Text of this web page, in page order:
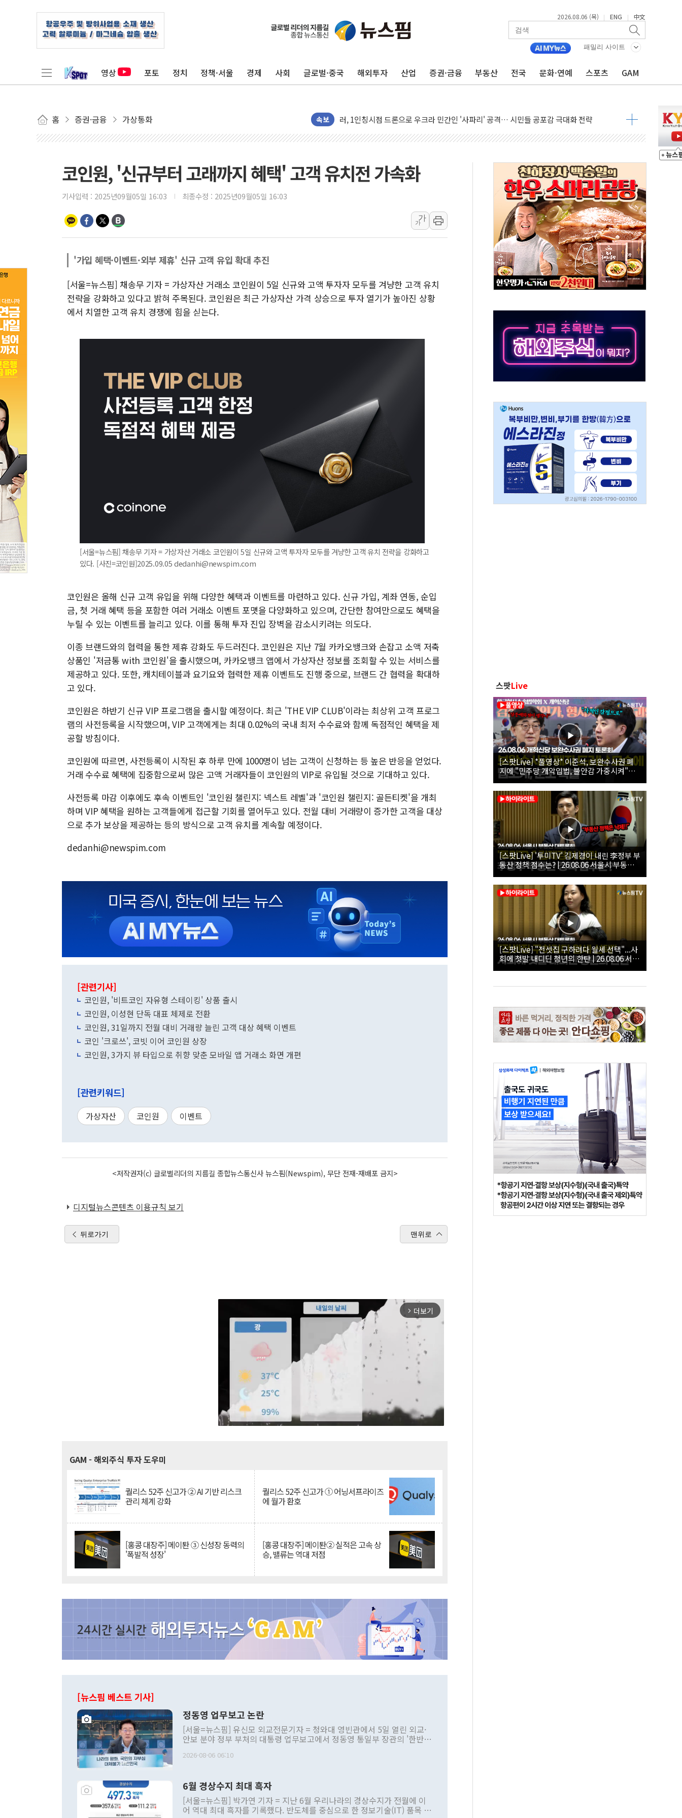
2026.08.06 (목) | ENG | 中文
패밀리 사이트
영상 포토 정치 정책·서울 경제 사회 글로벌·중국 해외투자 산업 증권·금융 부동산 전국 문화·연예 스포츠 GAM
홈 증권·금융 가상통화 속보
금값 7주 만에 최고…美 고용 둔화·호르무즈 재개방 기대에 강세
[베트남 증시] 지수 하락 속 'DGC' 임시 주총 기대감에 홀로 상한가…마진 잔액은 사상 최고
'월가의 황제' 다이먼 "금융시장 레버리지 위험수위…숨은 차입이 더 큰 변수"
김정관 산업부 장관 "주 52시간 손봐야, 경쟁상대 中과 비교해야"
해군 1함대 창설 80주년…지역과 함께하는 '선봉'의 대민 봉사
[3보] 북, 원산서 동해로 단거리 탄도미사일 1발 발사… 올해 10번째·42일 만 도발
우크라 드론 전술, 중남미 콜롬비아에 새 안보 위기… 반군·마약카르텔이 습득해 전투 활용
동해해경, 독도 해상서 부유물 감긴 어선 구조
주한미군 "오산기지 누출, 백린 아닌 무해한 표면 부식 물질"
구미 폐염산처리업체서 불 2시간30여분만에 진화...외국인 노동자 숨져
강원도 폭염특보 11일째…온열질환·가축 피해 최소화 '총력 대응'
[코인 시황] 비트코인, ETF 자금 유입에도 박스권…美 암호화폐 법안 처리 여부도 변수
강원·전라권 폭염중대경보 확대…온열질환자 2665명·사망 23명
빚투·레버리지 줄었지만, 반도체 두 종목에 코스피 '휘청'
코인원, '신규부터 고래까지 혜택' 고객 유치전 가속화
기사입력 : 2025년09월05일 16:03 최종수정 : 2025년09월05일 16:03
가
가
'가입 혜택·이벤트·외부 제휴' 신규 고객 유입 확대 추진
[서울=뉴스핌] 채송무 기자 = 가상자산 거래소 코인원이 5일 신규와 고액 투자자 모두를 겨냥한 고객 유치
전략을 강화하고 있다고 밝혀 주목된다. 코인원은 최근 가상자산 가격 상승으로 투자 열기가 높아진 상황
에서 치열한 고객 유치 경쟁에 힘을 싣는다.
[서울=뉴스핌] 채송무 기자 = 가상자산 거래소 코인원이 5일 신규와 고액 투자자 모두를 겨냥한 고객 유치 전략을 강화하고
있다. [사진=코인원]2025.09.05 dedanhi@newspim.com
코인원은 올해 신규 고객 유입을 위해 다양한 혜택과 이벤트를 마련하고 있다. 신규 가입, 계좌 연동, 순입
금, 첫 거래 혜택 등을 포함한 여러 거래소 이벤트 포맷을 다양화하고 있으며, 간단한 참여만으로도 혜택을
누릴 수 있는 이벤트를 늘리고 있다. 이를 통해 투자 진입 장벽을 감소시키려는 의도다.
이종 브랜드와의 협력을 통한 제휴 강화도 두드러진다. 코인원은 지난 7월 카카오뱅크와 손잡고 소액 저축
상품인 '저금통 with 코인원'을 출시했으며, 카카오뱅크 앱에서 가상자산 정보를 조회할 수 있는 서비스를
제공하고 있다. 또한, 캐치테이블과 요기요와 협력한 제휴 이벤트도 진행 중으로, 브랜드 간 협력을 확대하
고 있다.
코인원은 하반기 신규 VIP 프로그램을 출시할 예정이다. 최근 'THE VIP CLUB'이라는 최상위 고객 프로그
램의 사전등록을 시작했으며, VIP 고객에게는 최대 0.02%의 국내 최저 수수료와 함께 독점적인 혜택을 제
공할 방침이다.
코인원에 따르면, 사전등록이 시작된 후 하루 만에 1000명이 넘는 고객이 신청하는 등 높은 반응을 얻었다.
거래 수수료 혜택에 집중함으로써 많은 고액 거래자들이 코인원의 VIP로 유입될 것으로 기대하고 있다.
사전등록 마감 이후에도 후속 이벤트인 '코인원 챌린지: 넥스트 레벨'과 '코인원 챌린지: 골든티켓'을 개최
하며 VIP 혜택을 원하는 고객들에게 접근할 기회를 열어두고 있다. 전월 대비 거래량이 증가한 고객을 대상
으로 추가 보상을 제공하는 등의 방식으로 고객 유치를 계속할 예정이다.
dedanhi@newspim.com
[관련기사]
코인원, '비트코인 자유형 스테이킹' 상품 출시
코인원, 이성현 단독 대표 체제로 전환
코인원, 31일까지 전월 대비 거래량 늘린 고객 대상 혜택 이벤트
코인 '크로쓰', 코빗 이어 코인원 상장
코인원, 3가지 뷰 타입으로 취향 맞춘 모바일 앱 거래소 화면 개편
[관련키워드]
가상자산 코인원 이벤트
<저작권자(c) 글로벌리더의 지름길 종합뉴스통신사 뉴스핌(Newspim), 무단 전재-재배포 금지>
디지털뉴스콘텐츠 이용규칙 보기
뒤로가기 맨위로
arrow_forward_ios 더보기
GAM - 해외주식 투자 도우미
퀄리스 52주 신고가 ② AI 기반 리스크
관리 체계 강화
퀄리스 52주 신고가 ① 어닝서프라이즈
에 월가 환호
[홍콩 대장주] 메이퇀 ③ 신성장 동력의
'폭발적 성장'
[홍콩 대장주] 메이퇀② 실적은 고속 상
승, 밸류는 역대 저점
[뉴스핌 베스트 기사]
정동영 업무보고 논란
[서울=뉴스핌] 유신모 외교전문기자 = 청와대 영빈관에서 5일 열린 외교·
안보 분야 정부 부처의 대통령 업무보고에서 정동영 통일부 장관의 '한반도
발언 중에는 정부 내 조율을 거치지 않은 사안을 정책으로 추진하겠다고 공
주의적 희망에 근거한 비현실적 구상'이라는 비판을 내놨다. 그동안 정 장
관의 대북 정책 관련 발언이 물의를 빚은 적은 여러 번 있지만 대통령과 유
관 부처 장관이 공개적으로 부정적 입장을 표명한 것은 이례적이다. 정 장
2026-08-06 06:10
6월 경상수지 최대 흑자
[서울=뉴스핌] 박가연 기자 = 지난 6월 우리나라의 경상수지가 전월에 이
어 역대 최대 흑자를 기록했다. 반도체를 중심으로 한 정보기술(IT) 품목 수
스팟Live
[스팟Live] *풀영상* 이준석, 보완수사권 폐
지에 "민주당 개악입법, 불안감 가중시켜"｜
26.08.06 개혁신당 보완수사권 폐지 토론회
[스팟Live] '투미TV' 김제경이 내린 李정부 부
동산 정책 점수는? | 26.08.06 서울시 부동산
대토론회
[스팟Live] "전셋집 구하려다 월세 선택"...사
회에 첫발 내디딘 청년의 한탄 | 26.08.06 서울
시 부동산 대토론회